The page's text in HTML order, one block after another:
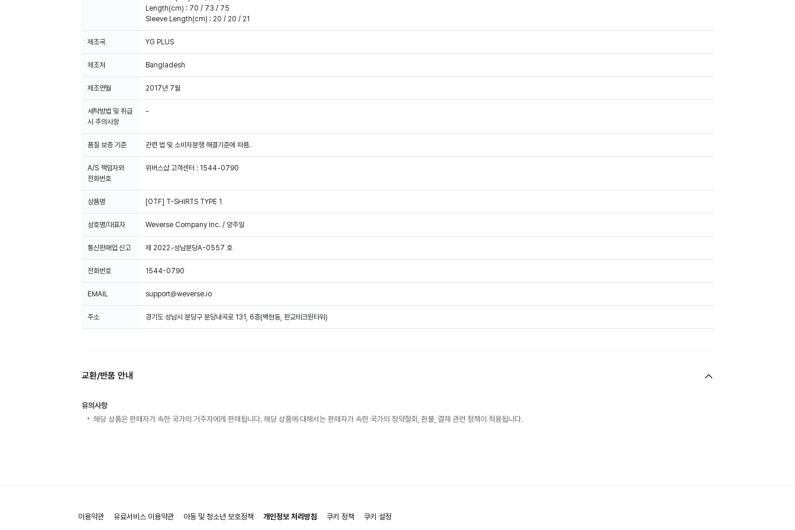
Length(cm) : 70 / 73 / 75
Sleeve Length(cm) : 20 / 20 / 21
제조국 YG PLUS
제조처 Bangladesh
제조연월 2017년 7월
세탁방법 및 취급
시 주의사항
-
품질 보증 기준 관련 법 및 소비자분쟁 해결기준에 따름.
A/S 책임자와
전화번호
위버스샵 고객센터 : 1544-0790
상품명 [OTF] T-SHIRTS TYPE 1
상호명/대표자 Weverse Company Inc. / 양주일
통신판매업 신고 제 2022-성남분당A-0557 호
전화번호 1544-0790
EMAIL support@weverse.io
주소 경기도 성남시 분당구 분당내곡로 131, 6층(백현동, 판교테크원타워)
교환/반품 안내
유의사항
해당 상품은 판매자가 속한 국가의 거주자에게 판매됩니다. 해당 상품에 대해서는 판매자가 속한 국가의 청약철회, 환불, 결제 관련 정책이 적용됩니다.
이용약관 유료서비스 이용약관 아동 및 청소년 보호정책 개인정보 처리방침 쿠키 정책 쿠키 설정